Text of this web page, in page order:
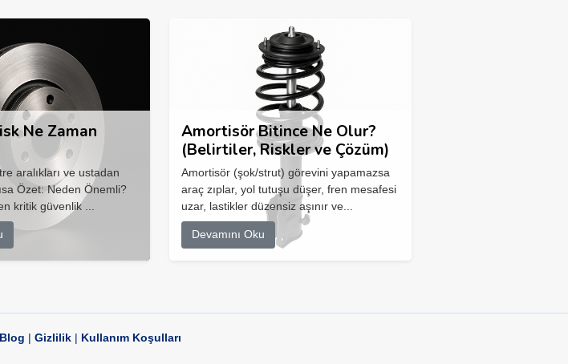
Ne Zaman
aralıkları ve ustadan
Özet: Neden Önemli?
kritik güvenlik ...
Amortisör Bitince Ne Olur?
(Belirtiler, Riskler ve Çözüm)
Amortisör (şok/strut) görevini yapamazsa
araç zıplar, yol tutuşu düşer, fren mesafesi
uzar, lastikler düzensiz aşınır ve...
Devamını Oku
Blog | Gizlilik| Kullanım Koşulları